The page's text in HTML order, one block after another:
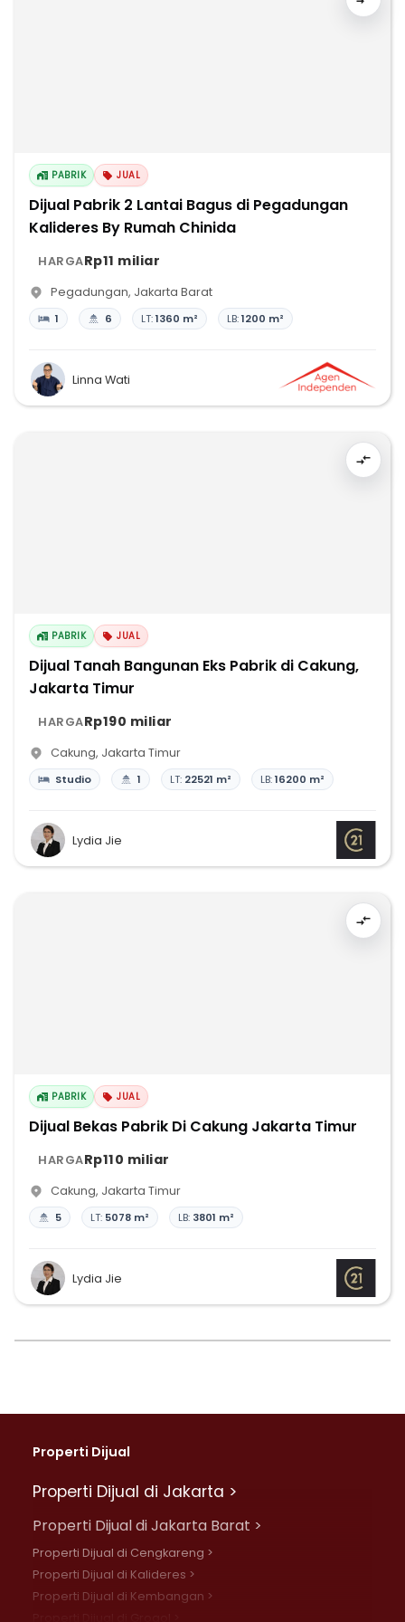
PABRIK JUAL
Dijual Pabrik 2 Lantai Bagus di Pegadungan
Kalideres By Rumah Chinida
HARGARp11 miliar
Pegadungan, Jakarta Barat
1 6 LT:1360 m² LB:1200 m²
Linna Wati
PABRIK JUAL
Dijual Tanah Bangunan Eks Pabrik di Cakung,
Jakarta Timur
HARGARp190 miliar
Cakung, Jakarta Timur
Studio 1 LT: 22521 m² LB:16200 m²
Lydia Jie
PABRIK JUAL
Dijual Bekas Pabrik Di Cakung Jakarta Timur
HARGARp110 miliar
Cakung, Jakarta Timur
5 LT: 5078 m² LB: 3801 m²
Lydia Jie
Properti Dijual
Properti Dijual di Jakarta >
Properti Dijual di Jakarta Barat >
Properti Dijual di Cengkareng >
Properti Dijual di Kalideres >
Properti Dijual di Kembangan >